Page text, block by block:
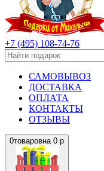
+7 (495) 108-74-76
САМОВЫВОЗ
ДОСТАВКА
ОПЛАТА
КОНТАКТЫ
ОТЗЫВЫ
0товаровна 0 р